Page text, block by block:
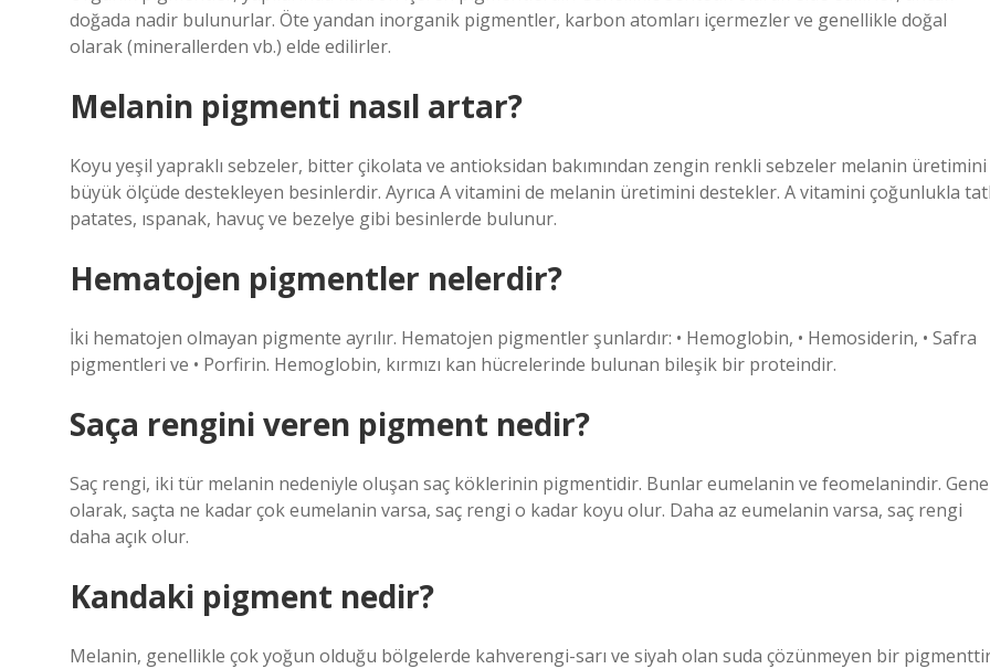
doğada nadir bulunurlar. Öte yandan inorganik pigmentler, karbon atomları içermezler ve genellikle doğal
olarak (minerallerden vb.) elde edilirler.
Melanin pigmenti nasıl artar?
Koyu yeşil yapraklı sebzeler, bitter çikolata ve antioksidan bakımından zengin renkli sebzeler melanin üretimini
büyük ölçüde destekleyen besinlerdir. Ayrıca A vitamini de melanin üretimini destekler. A vitamini çoğunlukla
patates, ıspanak, havuç ve bezelye gibi besinlerde bulunur.
Hematojen pigmentler nelerdir?
İki hematojen olmayan pigmente ayrılır. Hematojen pigmentler şunlardır: • Hemoglobin, • Hemosiderin, • Safra
pigmentleri ve • Porfirin. Hemoglobin, kırmızı kan hücrelerinde bulunan bileşik bir proteindir.
Saça rengini veren pigment nedir?
Saç rengi, iki tür melanin nedeniyle oluşan saç köklerinin pigmentidir. Bunlar eumelanin ve feomelanindir.
olarak, saçta ne kadar çok eumelanin varsa, saç rengi o kadar koyu olur. Daha az eumelanin varsa, saç rengi
daha açık olur.
Kandaki pigment nedir?
Melanin, genellikle çok yoğun olduğu bölgelerde kahverengi-sarı ve siyah olan suda çözünmeyen bir